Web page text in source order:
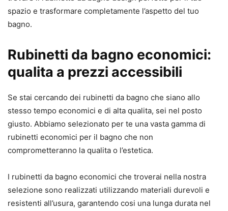
spazio e trasformare completamente l’aspetto del tuo
bagno.
Rubinetti da bagno economici:
qualita a prezzi accessibili
Se stai cercando dei rubinetti da bagno che siano allo
stesso tempo economici e di alta qualita, sei nel posto
giusto. Abbiamo selezionato per te una vasta gamma di
rubinetti economici per il bagno che non
comprometteranno la qualita o l’estetica.
I rubinetti da bagno economici che troverai nella nostra
selezione sono realizzati utilizzando materiali durevoli e
resistenti all’usura, garantendo cosi una lunga durata nel